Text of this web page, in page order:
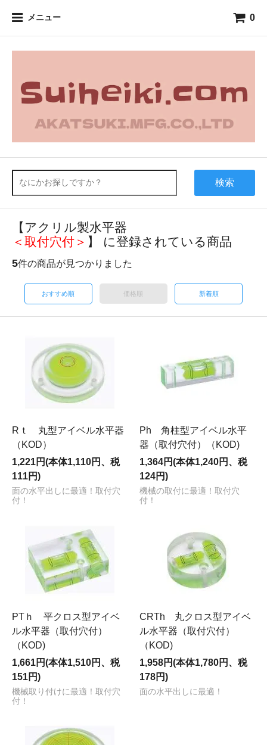
メニュー 0
検索
【アクリル製水平器
＜取付穴付＞ 】 に登録されている商品
5件の商品が見つかりました
おすすめ順 価格順 新着順
Rｔ 丸型アイベル水平器
（KOD）
1,221円(本体1,110円、税
111円)
面の水平出しに最適！取付穴
付！
Ph 角柱型アイベル水平
器（取付穴付）（KOD)
1,364円(本体1,240円、税
124円)
機械の取付に最適！取付穴
付！
PTｈ 平クロス型アイベ
ル水平器（取付穴付）
（KOD)
1,661円(本体1,510円、税
151円)
機械取り付けに最適！取付穴
付！
CRTh 丸クロス型アイベ
ル水平器（取付穴付）
（KOD)
1,958円(本体1,780円、税
178円)
面の水平出しに最適！